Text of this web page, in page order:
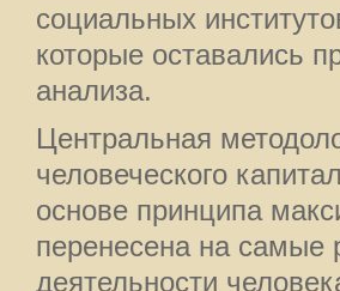
социальных
которые оставались
анализа.
Центральная
человеческого
основе принципа
перенесена на
деятельности